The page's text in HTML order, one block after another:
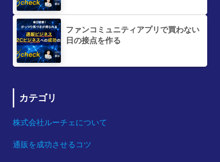
ファンコミュニティアプリで買わない
日の接点を作る
カテゴリ
株式会社ルーチェについて
通販を成功させるコツ